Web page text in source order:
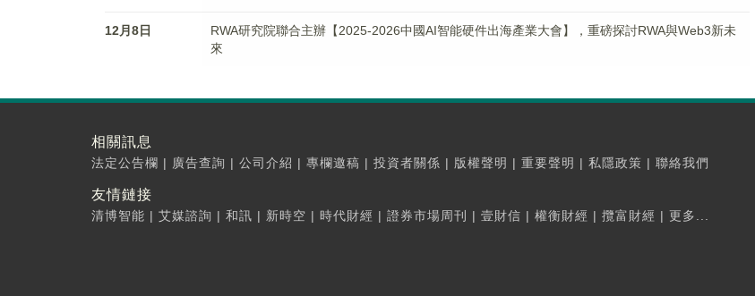
12月8日
RWA研究院聯合主辦【2025-2026中國AI智能硬件出海產業大會】，重磅探討RWA與Web3新未
來
相關訊息
法定公告欄 | 廣告查詢 | 公司介紹 | 專欄邀稿 | 投資者關係 | 版權聲明 | 重要聲明 | 私隱政策 | 聯絡我們
友情鏈接
清博智能 | 艾媒諮詢 | 和訊 | 新時空 | 時代財經 | 證券市場周刊 | 壹財信 | 權衡財經 | 攬富財經 | 更多...